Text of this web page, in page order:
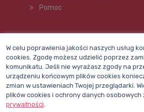
Pomoc
W celu poprawienia jakości naszych usług
cookies. Zgodę możesz udzielić poprzez
komunikatu. Jeśli nie wyrażasz zgody na
urządzeniu końcowym plików cookies
zmian w ustawieniach Twojej przeglądarki.
plików cookies i ochrony danych osobowych
prywatności.